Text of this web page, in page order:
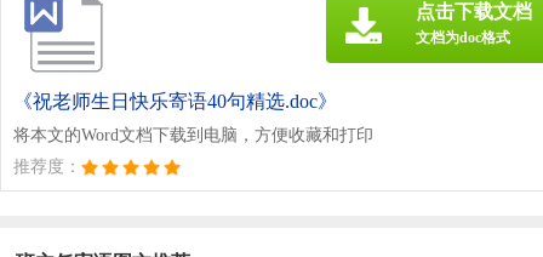
《祝老师生日快乐寄语40句精选.doc》
将本文的Word文档下载到电脑，方便收藏和打印
推荐度：
点击下载文档
文档为doc格式